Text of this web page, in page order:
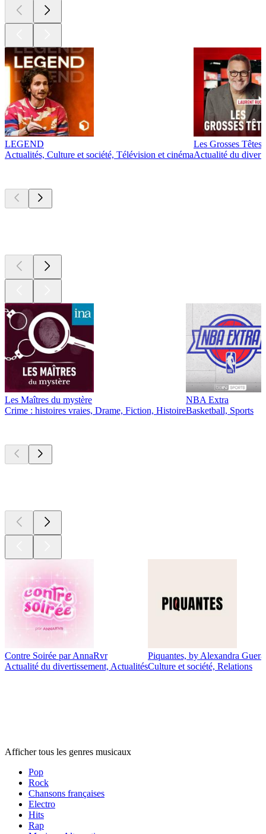
LEGEND
Actualités, Culture et société, Télévision et cinéma
Les Grosses Têtes
Actualité du
Les Maîtres du mystère
Crime : histoires vraies, Drame, Fiction, Histoire
NBA Extra
Basketball, Sports
Contre Soirée par AnnaRvr
Actualité du divertissement, Actualités
Piquantes, by Alexandra
Culture et société, Relations
Afficher tous les genres musicaux
Pop
Rock
Chansons françaises
Electro
Hits
Rap